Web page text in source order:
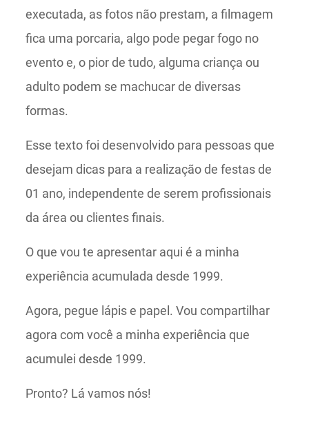
executada, as fotos não prestam, a filmagem
fica uma porcaria, algo pode pegar fogo no
evento e, o pior de tudo, alguma criança ou
adulto podem se machucar de diversas
formas.
Esse texto foi desenvolvido para pessoas que
desejam dicas para a realização de festas de
01 ano, independente de serem profissionais
da área ou clientes finais.
O que vou te apresentar aqui é a minha
experiência acumulada desde 1999.
Agora, pegue lápis e papel. Vou compartilhar
agora com você a minha experiência que
acumulei desde 1999.
Pronto? Lá vamos nós!